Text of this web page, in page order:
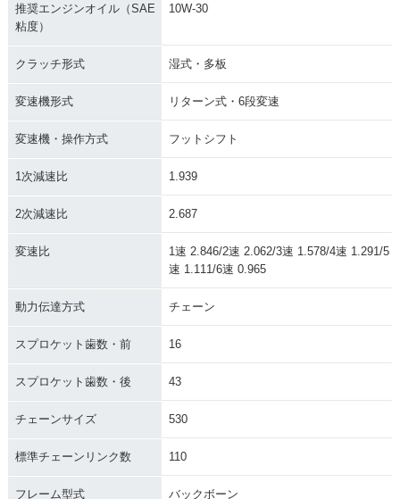
推奨エンジンオイル（SAE
粘度）
10W-30
クラッチ形式 湿式・多板
変速機形式 リターン式・6段変速
変速機・操作方式 フットシフト
1次減速比 1.939
2次減速比 2.687
変速比
1速 2.846/2速 2.062/3速 1.578/4速 1.291/5
速 1.111/6速 0.965
動力伝達方式 チェーン
スプロケット歯数・前 16
スプロケット歯数・後 43
チェーンサイズ 530
標準チェーンリンク数 110
フレーム型式 バックボーン